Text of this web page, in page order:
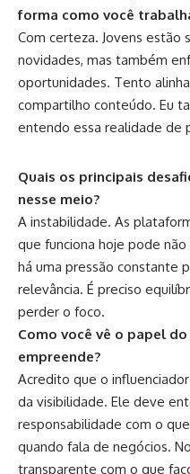
forma como você
Com certeza. Jovens estão
novidades, mas também
oportunidades. Tento
compartilho conteúdo. Eu
entendo essa realidade de
Quais os principais
nesse meio?
A instabilidade. As
que funciona hoje pode não
há uma pressão constante
relevância. É preciso
perder o foco.
Como você vê o papel
empreende?
Acredito que o
da visibilidade. Ele deve
responsabilidade com o
quando fala de negócios.
transparente com o que